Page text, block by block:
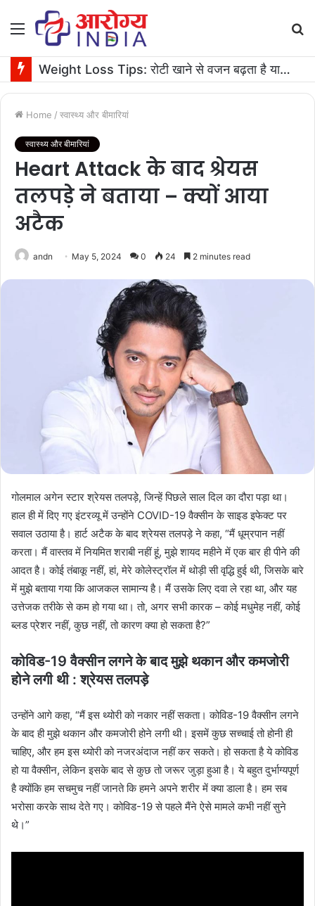
Menu
Weight Loss Tips: रोटी खाने से वजन बढ़ता है या घटता है? जानें एक्सपर्ट की सलाह
Home / स्वास्थ्य और बीमारियां
स्वास्थ्य और बीमारियां
Heart Attack के बाद श्रेयस
तलपड़े ने बताया – क्यों आया
अटैक
andn May 5, 2024 0 24 2 minutes read
गोलमाल अगेन स्टार श्रेयस तलपड़े, जिन्हें पिछले साल दिल का दौरा पड़ा था।
हाल ही में दिए गए इंटरव्यू में उन्होंने COVID-19 वैक्सीन के साइड इफेक्ट पर
सवाल उठाया है। हार्ट अटैक के बाद श्रेयस तलपड़े ने कहा, “मैं धूम्रपान नहीं
करता। मैं वास्तव में नियमित शराबी नहीं हूं, मुझे शायद महीने में एक बार ही पीने की
आदत है। कोई तंबाकू नहीं, हां, मेरे कोलेस्ट्रॉल में थोड़ी सी वृद्धि हुई थी, जिसके बारे
में मुझे बताया गया कि आजकल सामान्य है। मैं उसके लिए दवा ले रहा था, और यह
उत्तेजक तरीके से कम हो गया था। तो, अगर सभी कारक – कोई मधुमेह नहीं, कोई
ब्लड प्रेशर नहीं, कुछ नहीं, तो कारण क्या हो सकता है?”
कोविड-19 वैक्सीन लगने के बाद मुझे थकान और कमजोरी
होने लगी थी : श्रेयस तलपड़े
उन्होंने आगे कहा, “मैं इस थ्योरी को नकार नहीं सकता। कोविड-19 वैक्सीन लगने
के बाद ही मुझे थकान और कमजोरी होने लगी थी। इसमें कुछ सच्चाई तो होनी ही
चाहिए, और हम इस थ्योरी को नजरअंदाज नहीं कर सकते। हो सकता है ये कोविड
हो या वैक्सीन, लेकिन इसके बाद से कुछ तो जरूर जुड़ा हुआ है। ये बहुत दुर्भाग्यपूर्ण
है क्योंकि हम सचमुच नहीं जानते कि हमने अपने शरीर में क्या डाला है। हम सब
भरोसा करके साथ देते गए। कोविड-19 से पहले मैंने ऐसे मामले कभी नहीं सुने
थे।”